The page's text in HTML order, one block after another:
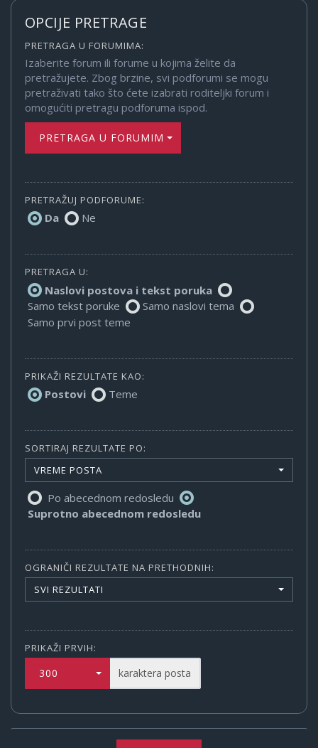
OPCIJE PRETRAGE
PRETRAGA U FORUMIMA:
Izaberite forum ili forume u kojima želite da
pretražujete. Zbog brzine, svi podforumi se mogu
pretraživati tako što ćete izabrati roditeljki forum i
omogućiti pretragu podforuma ispod.
PRETRAGA U FORUMIMA
PRETRAŽUJ PODFORUME:
Da Ne
PRETRAGA U:
Naslovi postova i tekst poruka
Samo tekst poruke
Samo naslovi tema
Samo prvi post teme
PRIKAŽI REZULTATE KAO:
Postovi Teme
SORTIRAJ REZULTATE PO:
VREME POSTA
Po abecednom redosledu
Suprotno abecednom redosledu
OGRANIČI REZULTATE NA PRETHODNIH:
SVI REZULTATI
PRIKAŽI PRVIH:
300 karaktera posta